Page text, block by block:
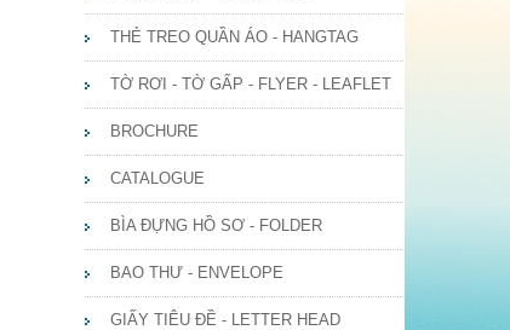
THẺ TREO QUẦN ÁO - HANGTAG
TỜ RƠI - TỜ GẤP - FLYER - LEAFLET
BROCHURE
CATALOGUE
BÌA ĐỰNG HỒ SƠ - FOLDER
BAO THƯ - ENVELOPE
GIẤY TIÊU ĐỀ - LETTER HEAD